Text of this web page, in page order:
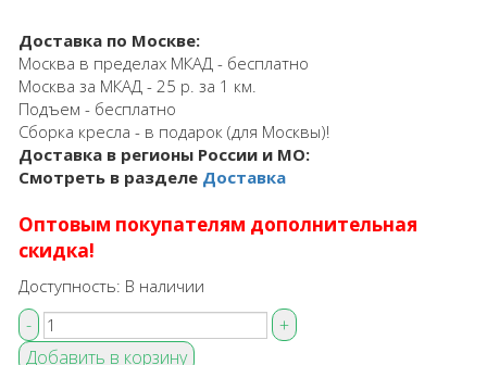
Доставка по Москве:
Москва в пределах МКАД - бесплатно
Москва за МКАД - 25 р. за 1 км.
Подъем - бесплатно
Сборка кресла - в подарок (для Москвы)!
Доставка в регионы России и МО:
Смотреть в разделе Доставка
Оптовым покупателям дополнительная
скидка!
Доступность: В наличии